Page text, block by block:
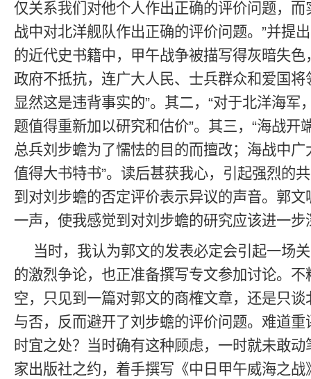
仅关系我们对他个人作出正确的评价问题，
战中对北洋舰队作出正确的评价问题。”并提
的近代史书籍中，甲午战争被描写得灰暗失
政府不抵抗，连广大人民、士兵群众和爱国
显然这是违背事实的”。其二，“对于北洋海军
题值得重新加以研究和估价”。其三，“海战开
总兵刘步蟾为了懦怯的目的而擅改；海战中
值得大书特书”。读后甚获我心，引起强烈的
到对刘步蟾的否定评价表示异议的声音。郭
一声，使我感觉到对刘步蟾的研究应该进一步
当时，我认为郭文的发表必定会引起一场
的激烈争论，也正准备撰写专文参加讨论。
空，只见到一篇对郭文的商榷文章，还是只
与否，反而避开了刘步蟾的评价问题。难道
时宜之处？当时确有这种顾虑，一时就未敢
家出版社之约，着手撰写《中日甲午威海之